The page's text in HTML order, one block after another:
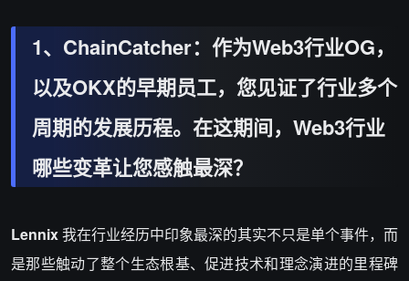
1、ChainCatcher：作为Web3行业OG，
以及OKX的早期员工，您见证了行业多个
周期的发展历程。在这期间，Web3行业
哪些变革让您感触最深？
Lennix我在行业经历中印象最深的其实不只是单个事件，而
是那些触动了整个生态根基、促进技术和理念演进的里程碑